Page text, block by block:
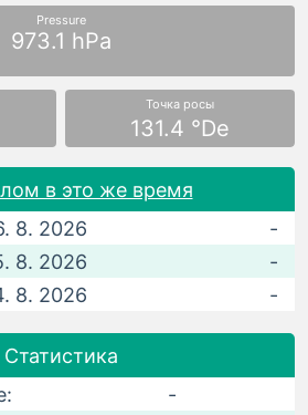
Pressure
973.1 hPa
Точка росы
131.4 °De
в это же время
8. 2026
-
8. 2026
-
8. 2026
-
Статистика
-